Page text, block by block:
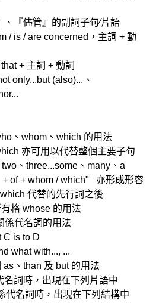
『儘管』的副詞子句∕片語
/ is / are concerned，主詞 + 動
+ 主詞 + 動詞
only...but (also)...、
、whom、which 的用法
亦可用以代替整個主要子句
、three...some、many、a
of + whom / which" 亦形成形容
代替的先行詞之後
格 whose 的用法
係代名詞的用法
C is to D
what with..., ...
、than 及 but 的用法
名詞時，出現在下列片語中
代名詞時，出現在下列結構中